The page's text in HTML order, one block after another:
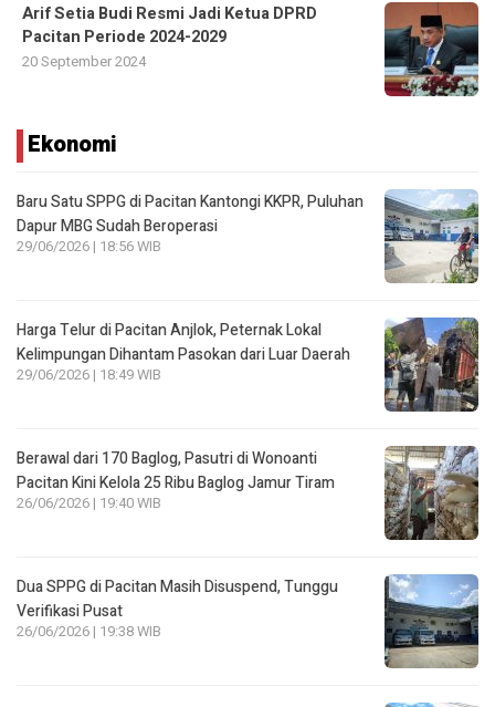
Arif Setia Budi Resmi Jadi Ketua DPRD
Pacitan Periode 2024-2029
20 September 2024
Ekonomi
Baru Satu SPPG di Pacitan Kantongi KKPR, Puluhan
Dapur MBG Sudah Beroperasi
29/06/2026 | 18:56 WIB
Harga Telur di Pacitan Anjlok, Peternak Lokal
Kelimpungan Dihantam Pasokan dari Luar Daerah
29/06/2026 | 18:49 WIB
Berawal dari 170 Baglog, Pasutri di Wonoanti
Pacitan Kini Kelola 25 Ribu Baglog Jamur Tiram
26/06/2026 | 19:40 WIB
Dua SPPG di Pacitan Masih Disuspend, Tunggu
Verifikasi Pusat
26/06/2026 | 19:38 WIB